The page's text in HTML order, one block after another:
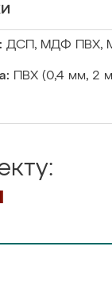
ДСП, МДФ ПВХ,
ПВХ (0,4 мм, 2